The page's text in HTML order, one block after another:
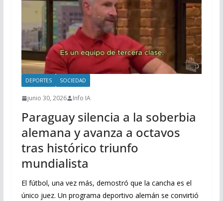
DEPORTES SOCIEDAD
junio 30, 2026 Info IA
Paraguay silencia a la soberbia
alemana y avanza a octavos
tras histórico triunfo
mundialista
El fútbol, una vez más, demostró que la cancha es el
único juez. Un programa deportivo alemán se convirtió